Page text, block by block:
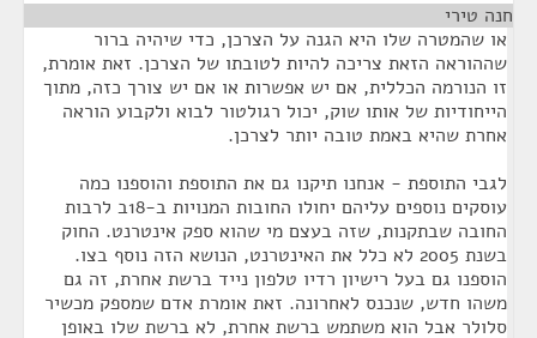
חנה טירי
או שהמטרה שלו היא הגנה על הצרכן, כדי שיהיה ברור
שההוראה הזאת צריכה להיות לטובתו של הצרכן. זאת אומרת,
זו הנורמה הכללית, אם יש אפשרות או אם יש צורך כזה, מתוך
הייחודיות של אותו שוק, יכול רגולטור לבוא ולקבוע הוראה
אחרת שהיא באמת טובה יותר לצרכן.
לגבי התוספת - אנחנו תיקנו גם את התוספת והוספנו כמה
עוסקים נוספים עליהם יחולו החובות המנויות ב-18ב לרבות
החובה שבתקנות, שזה בעצם מי שהוא ספק אינטרנט. החוק
בשנת 2005 לא כלל את האינטרנט, הנושא הזה נוסף בצו.
הוספנו גם בעל רישיון רדיו טלפון נייד ברשת אחרת, זה גם
משהו חדש, שנכנס לאחרונה. זאת אומרת אדם שמספק מכשיר
סלולר אבל הוא משתמש ברשת אחרת, לא ברשת שלו באופן